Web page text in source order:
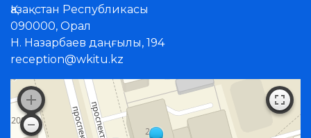
Қазақстан Республикасы
090000, Орал
Н. Назарбаев даңғылы, 194
reception@wkitu.kz